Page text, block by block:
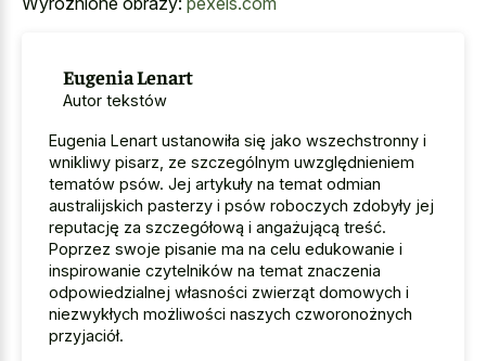
Eugenia Lenart
Autor tekstów
Eugenia Lenart ustanowiła się jako wszechstronny i
wnikliwy pisarz, ze szczególnym uwzględnieniem
tematów psów. Jej artykuły na temat odmian
australijskich pasterzy i psów roboczych zdobyły jej
reputację za szczegółową i angażującą treść.
Poprzez swoje pisanie ma na celu edukowanie i
inspirowanie czytelników na temat znaczenia
odpowiedzialnej własności zwierząt domowych i
niezwykłych możliwości naszych czworonożnych
przyjaciół.